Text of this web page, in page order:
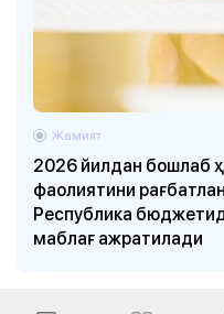
2026 йилдан бошлаб
фаолиятини
Республика
маблағ ажратилади
Жамият